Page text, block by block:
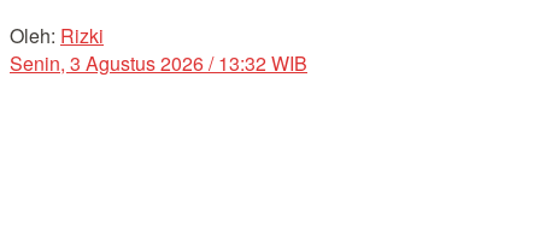
Oleh: Rizki
Senin, 3 Agustus 2026 / 13:32 WIB